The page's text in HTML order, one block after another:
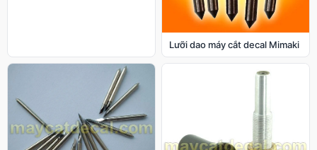
Lưỡi dao máy cắt decal Mimaki